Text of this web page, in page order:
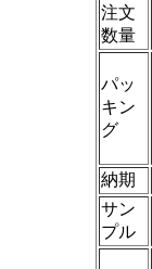
注文
数量
パッ
キン
グ
納期
サン
プル